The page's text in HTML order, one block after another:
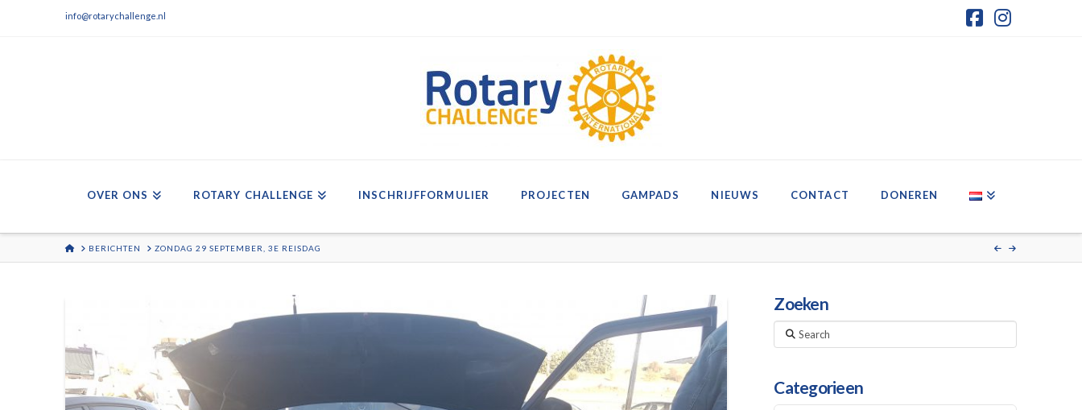
info@rotarychallenge.nl
OVER ONS ROTARY CHALLENGE INSCHRIJFFORMULIER PROJECTEN GAMPADS NIEUWS CONTACT DONEREN
HOMEBERICHTEN ZONDAG 29 SEPTEMBER, 3E REISDAG
Zoeken
Search
Categorieen